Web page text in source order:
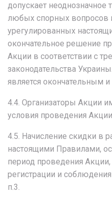
допускает
любых спорных вопросов
урегулированных
окончательное решение
Акции в соответствии с
законодательства
является окончательным
4.4. Организаторы Акции
условия проведения
4.5. Начисление скидки в
настоящими Правилами,
период проведения
регистрации и
п.3.